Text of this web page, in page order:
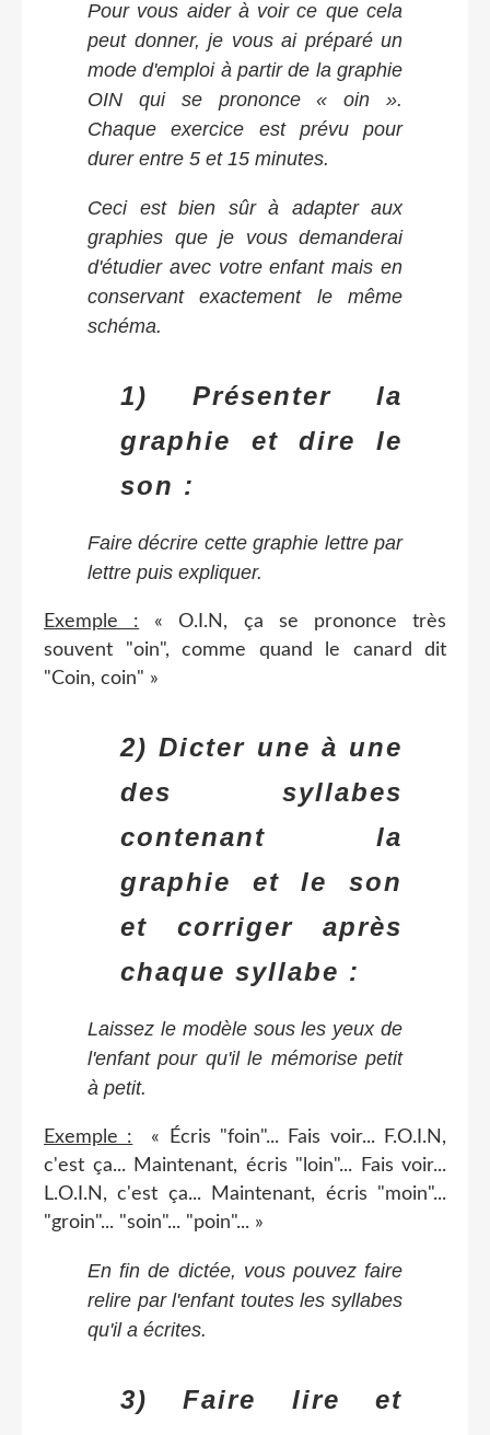
Pour vous aider à voir ce que cela
peut donner, je vous ai préparé un
mode d'emploi à partir de la graphie
OIN qui se prononce « oin ».
Chaque exercice est prévu pour
durer entre 5 et 15 minutes.
Ceci est bien sûr à adapter aux
graphies que je vous demanderai
d'étudier avec votre enfant mais en
conservant exactement le même
schéma.
1) Présenter la
graphie et dire le
son :
Faire décrire cette graphie lettre par
lettre puis expliquer.
Exemple : « O.I.N, ça se prononce très
souvent "oin", comme quand le canard dit
"Coin, coin" »
2) Dicter une à une
des syllabes
contenant la
graphie et le son
et corriger après
chaque syllabe :
Laissez le modèle sous les yeux de
l'enfant pour qu'il le mémorise petit
à petit.
Exemple : « Écris "foin"... Fais voir... F.O.I.N,
c'est ça... Maintenant, écris "loin"... Fais voir...
L.O.I.N, c'est ça... Maintenant, écris "moin"...
"groin"... "soin"... "poin"... »
En fin de dictée, vous pouvez faire
relire par l'enfant toutes les syllabes
qu'il a écrites.
3) Faire lire et